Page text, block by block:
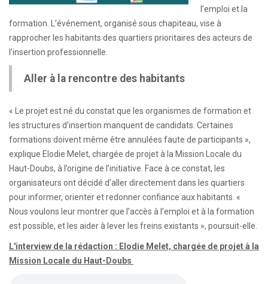
l’emploi et la
formation. L’événement, organisé sous chapiteau, vise à
rapprocher les habitants des quartiers prioritaires des acteurs de
l’insertion professionnelle.
Aller à la rencontre des habitants
« Le projet est né du constat que les organismes de formation et
les structures d’insertion manquent de candidats. Certaines
formations doivent même être annulées faute de participants »,
explique Elodie Melet, chargée de projet à la Mission Locale du
Haut-Doubs, à l’origine de l’initiative. Face à ce constat, les
organisateurs ont décidé d’aller directement dans les quartiers
pour informer, orienter et redonner confiance aux habitants. «
Nous voulons leur montrer que l’accès à l’emploi et à la formation
est possible, et les aider à lever les freins existants », poursuit-elle.
L'interview de la rédaction : Elodie Melet, chargée de projet à la
Mission Locale du Haut-Doubs